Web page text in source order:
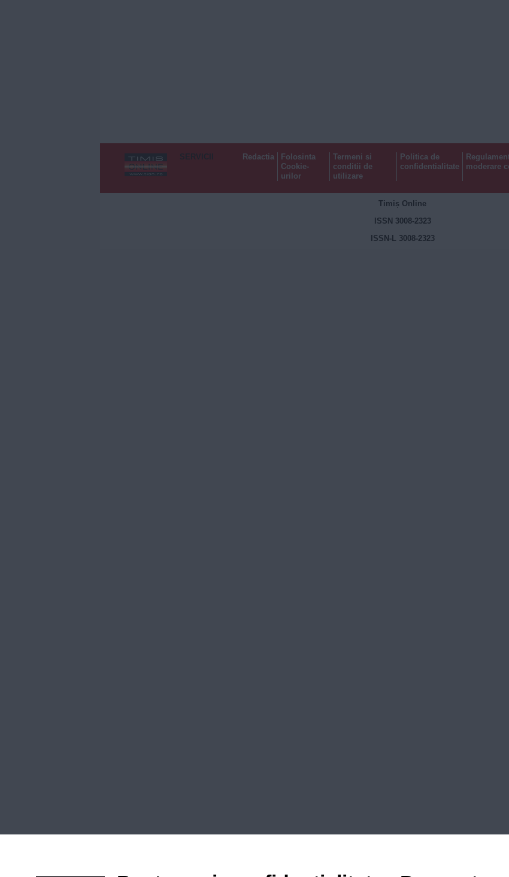
SERVICII Redactia
Folosinta
Cookie-
urilor
Termeni si
conditii de
utilizare
Politica de
confidentialitate
moderare
Timiș Online
ISSN 3008-2323
ISSN-L 3008-2323